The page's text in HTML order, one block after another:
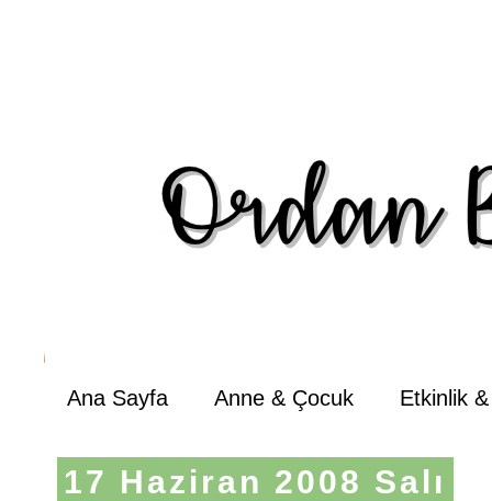
Ana Sayfa Anne & Çocuk Etkinlik
17 Haziran 2008 Salı